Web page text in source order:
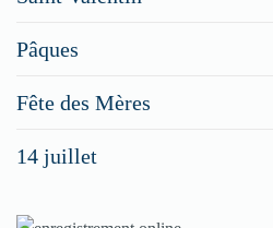
Pâques
Fête des Mères
14 juillet